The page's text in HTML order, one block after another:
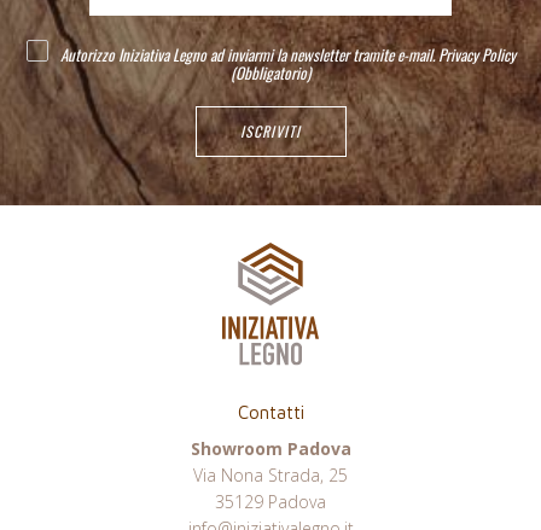
Autorizzo Iniziativa Legno ad inviarmi la newsletter tramite e-mail.Privacy Policy
(Obbligatorio)
Contatti
Showroom Padova
Via Nona Strada, 25
35129 Padova